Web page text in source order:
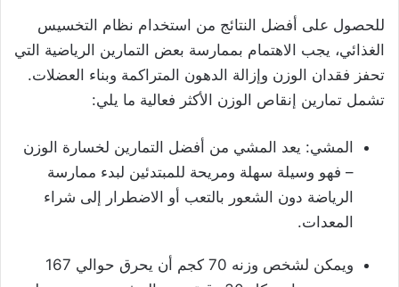
للحصول على أفضل النتائج من استخدام نظام التخسيس
الغذائي، يجب الاهتمام بممارسة بعض التمارين الرياضية التي
تحفز فقدان الوزن وإزالة الدهون المتراكمة وبناء العضلات.
تشمل تمارين إنقاص الوزن الأكثر فعالية ما يلي:
المشي: يعد المشي من أفضل التمارين لخسارة الوزن
– فهو وسيلة سهلة ومريحة للمبتدئين لبدء ممارسة
الرياضة دون الشعور بالتعب أو الاضطرار إلى شراء
المعدات.
ويمكن لشخص وزنه 70 كجم أن يحرق حوالي 167